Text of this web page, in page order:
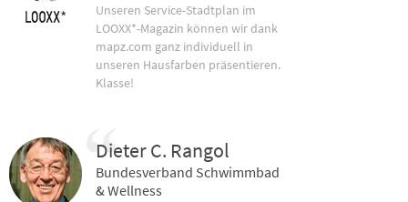
Unseren Service-Stadtplan im
LOOXX*-Magazin können wir dank
mapz.com ganz individuell in
unseren Hausfarben präsentieren.
Klasse!
Dieter C. Rangol
Bundesverband Schwimmbad
& Wellness